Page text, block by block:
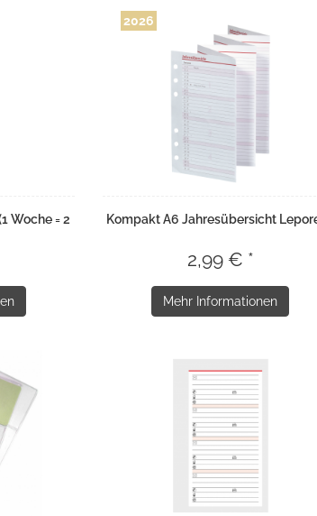
Woche = 2
2026
Kompakt A6 Jahresübersicht
2,99 € *
Mehr Informationen